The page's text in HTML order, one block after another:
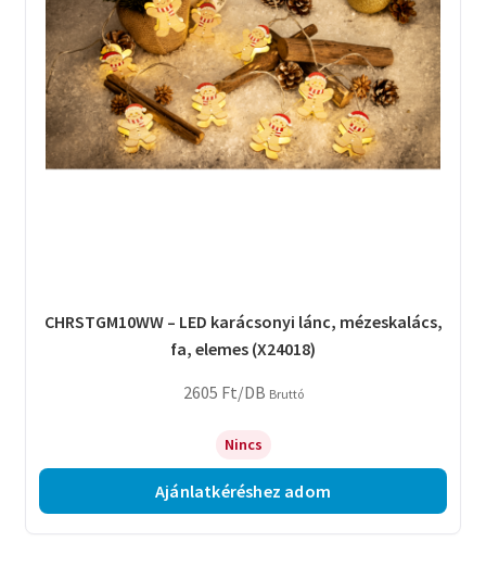
CHRSTGM10WW – LED karácsonyi lánc, mézeskalács,
fa, elemes (X24018)
2605 Ft/DB Bruttó
Nincs
Ajánlatkéréshez adom